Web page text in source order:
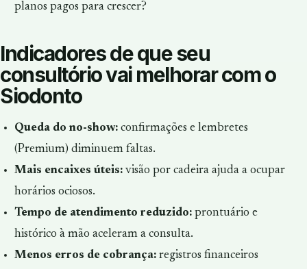
planos pagos para crescer?
Indicadores de que seu
consultório vai melhorar com o
Siodonto
Queda do no-show:confirmações e lembretes
(Premium) diminuem faltas.
Mais encaixes úteis:visão por cadeira ajuda a ocupar
horários ociosos.
Tempo de atendimento reduzido:prontuário e
histórico à mão aceleram a consulta.
Menos erros de cobrança:registros financeiros